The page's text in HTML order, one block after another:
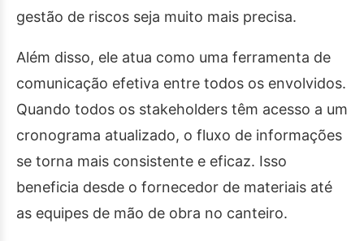
gestão de riscos seja muito mais precisa.
Além disso, ele atua como uma ferramenta de
comunicação efetiva entre todos os envolvidos.
Quando todos os stakeholders têm acesso a um
cronograma atualizado, o fluxo de informações
se torna mais consistente e eficaz. Isso
beneficia desde o fornecedor de materiais até
as equipes de mão de obra no canteiro.